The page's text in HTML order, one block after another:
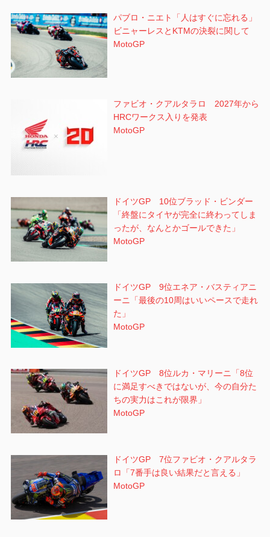
パブロ・ニエト「人はすぐに忘れる」
ビニャーレスとKTMの決裂に関して
MotoGP
ファビオ・クアルタラロ 2027年から
HRCワークス入りを発表
MotoGP
ドイツGP 10位ブラッド・ビンダー
「終盤にタイヤが完全に終わってしま
ったが、なんとかゴールできた」
MotoGP
ドイツGP 9位エネア・バスティアニ
ーニ「最後の10周はいいペースで走れ
た」
MotoGP
ドイツGP 8位ルカ・マリーニ「8位
に満足すべきではないが、今の自分た
ちの実力はこれが限界」
MotoGP
ドイツGP 7位ファビオ・クアルタラ
ロ「7番手は良い結果だと言える」
MotoGP